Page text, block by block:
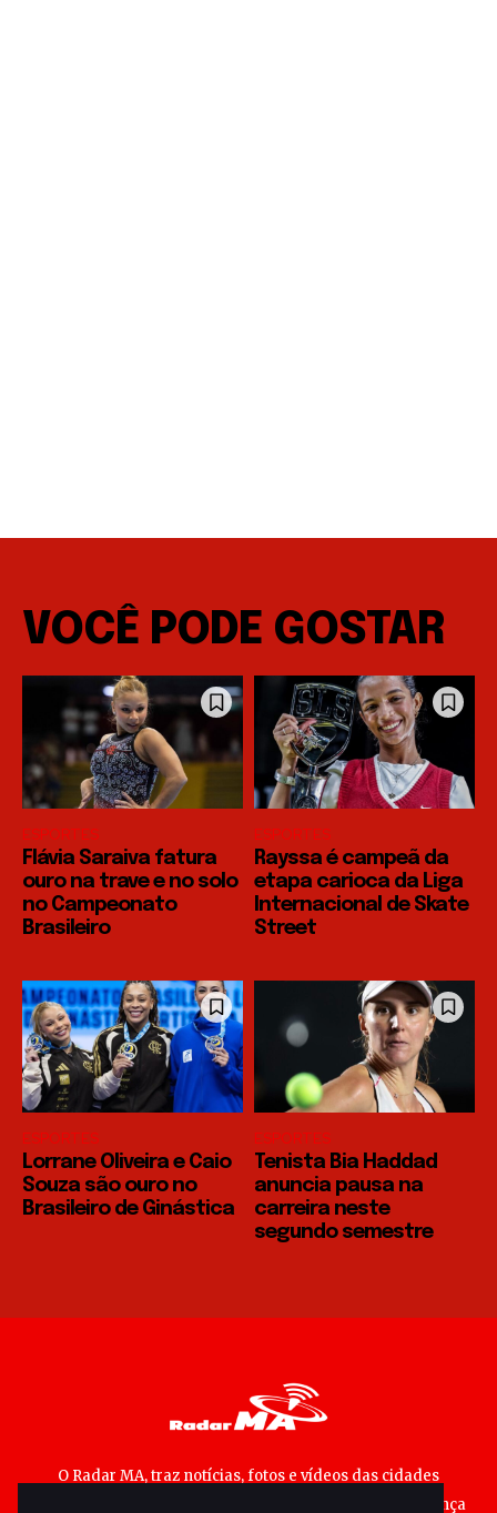
VOCÊ PODE GOSTAR
ESPORTES
Flávia Saraiva fatura
ouro na trave e no solo
no Campeonato
Brasileiro
ESPORTES
Rayssa é campeã da
etapa carioca da Liga
Internacional de Skate
Street
ESPORTES
Lorrane Oliveira e Caio
Souza são ouro no
Brasileiro de Ginástica
ESPORTES
Tenista Bia Haddad
anuncia pausa na
carreira neste
segundo semestre
O Radar MA, traz notícias, fotos e vídeos das cidades
maranhenses; matérias especiais sobre política, segurança